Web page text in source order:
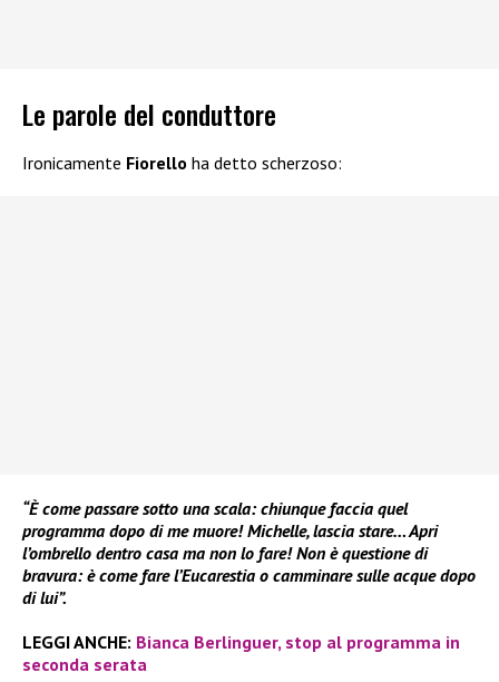
Le parole del conduttore
Ironicamente Fiorello ha detto scherzoso:
“È come passare sotto una scala: chiunque faccia quel
programma dopo di me muore! Michelle, lascia stare… Apri
l’ombrello dentro casa ma non lo fare! Non è questione di
bravura: è come fare l’Eucarestia o camminare sulle acque dopo
di lui”.
LEGGI ANCHE: Bianca Berlinguer, stop al programma in
seconda serata